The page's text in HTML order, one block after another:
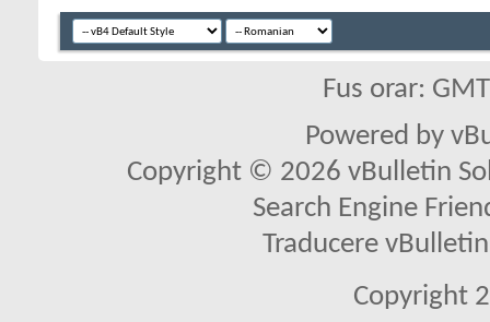
Fus orar:
Powered by
Copyright © 2026 vBulletin
Search Engine
Traducere
Copyright